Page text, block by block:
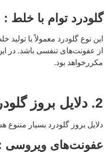
گلودرد توام با خلط :
این نوع گلودرد معمولاً با
از عفونت‌های تنفسی باشد. در
مکررخواهد بود.
2. دلایل بروز گلودرد
دلایل بروز گلودرد بسیار
عفونت‌های ویروسی